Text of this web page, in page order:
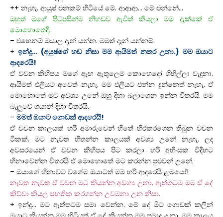
++ නැහැ. ආයුෂ් එනකම් හිටියේ මේ. ආආආ… මේ එන්නේ…
ඔහුත් මගේ පිටුපසින්ම නිහඩව ඇවිත් කියලා මම දැක්කේ ඒ
මොහොතේදී.
– එහෙනම් ඔයාල දැන් යන්න. මමත් දැන් යන්නම්.
+ඉන්දු… (අයුෂ්ගේ හඬ නිසා මම ආයිමත් නතර උනා.) මම ඔයාට
ආදරෙයි!
ඒ වචන කිහිපය මගේ ඇඟ ඇතුලෙම කොහෙදෝ ගිහිල්ලා වැදුනා.
ආයිමත් එලියට අවෙත් නැහැ. මම එලියට එන්න දුන්නෙත් නැහැ. ඒ
මොහොතේ මට අවශ්‍ය උනේ ඔහු දිහා බලාගෙන ඉන්න විතරයි. මම
බැලුවේ ගයාන් දිහා විතරයි.
– මමත් ඔයාට ගොඩක් ආදරෙයි!
ඒ වචන කාලයක් හරි අමාරුවෙන් හිතේ හිරකරගෙන තිබුන වචන
ටිකක්. මට නැවත හිතන්න කාලයක් අවශ්‍ය උනේ නැහැ. ලද
අවසරයෙන් ඒ වචන කිහිපය පිට කරලා හරි අහිංසක විදිහට
හිනාවෙන්න විතරයි ඒ මොහොතේ මට කරන්න පුළුවන් උනේ.
– ඔයාගේ හිනාවට වගේම ඔයාටත් මම හරි ආදරෙයි ළමයෝ!
නැවත නැවත ඒ වචන මට කියන්න අවශ්‍ය උනා. ඇත්තටම මම ඒ දේ
කිව්වා කියල සහතික කරගන්න උවමනා උන නිසා.
+ ඉන්දු… මට ඇත්තටම සමා වෙන්න. මේ දේ මිට ගොඩක් කලින්